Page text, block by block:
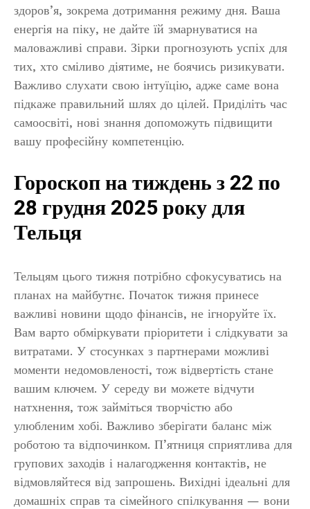
здоров’я, зокрема дотримання режиму дня. Ваша
енергія на піку, не дайте їй змарнуватися на
маловажливі справи. Зірки прогнозують успіх для
тих, хто сміливо діятиме, не боячись ризикувати.
Важливо слухати свою інтуїцію, адже саме вона
підкаже правильний шлях до цілей. Приділіть час
самоосвіті, нові знання допоможуть підвищити
вашу професійну компетенцію.
Гороскоп на тиждень з 22 по
28 грудня 2025 року для
Тельця
Тельцям цього тижня потрібно сфокусуватись на
планах на майбутнє. Початок тижня принесе
важливі новини щодо фінансів, не ігноруйте їх.
Вам варто обміркувати пріоритети і слідкувати за
витратами. У стосунках з партнерами можливі
моменти недомовленості, тож відвертість стане
вашим ключем. У середу ви можете відчути
натхнення, тож займіться творчістю або
улюбленим хобі. Важливо зберігати баланс між
роботою та відпочинком. П’ятниця сприятлива для
групових заходів і налагодження контактів, не
відмовляйтеся від запрошень. Вихідні ідеальні для
домашніх справ та сімейного спілкування — вони